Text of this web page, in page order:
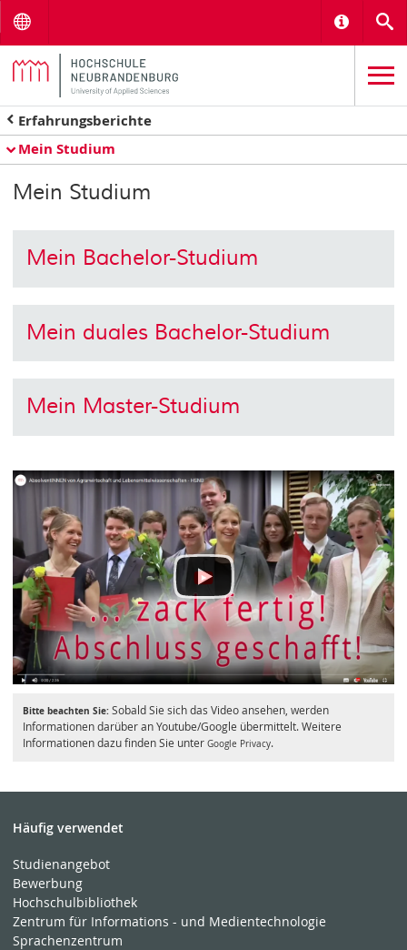
Erfahrungsberichte
Mein Studium
Mein Studium
Mein Bachelor-Studium
Mein duales Bachelor-Studium
Mein Master-Studium
Bitte beachten Sie:Sobald Sie sich das Video ansehen, werden
Informationen darüber an Youtube/Google übermittelt. Weitere
Informationen dazu finden Sie unter Google Privacy.
Häufig verwendet
Studienangebot
Bewerbung
Hochschulbibliothek
Zentrum für Informations - und Medientechnologie
Sprachenzentrum